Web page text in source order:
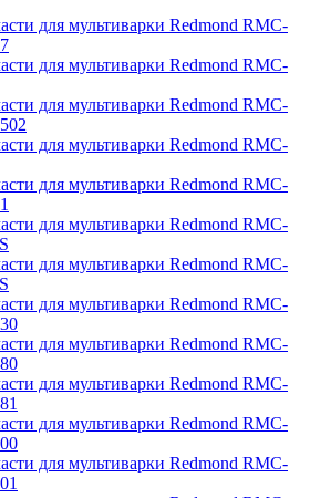
для мультиварки Redmond RMC-
для мультиварки Redmond RMC-
для мультиварки Redmond RMC-
для мультиварки Redmond RMC-
для мультиварки Redmond RMC-
для мультиварки Redmond RMC-
для мультиварки Redmond RMC-
для мультиварки Redmond RMC-
для мультиварки Redmond RMC-
для мультиварки Redmond RMC-
для мультиварки Redmond RMC-
для мультиварки Redmond RMC-